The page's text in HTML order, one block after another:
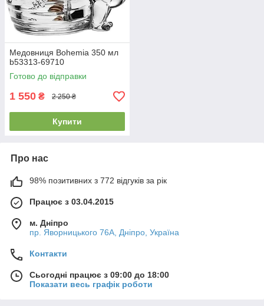
Медовниця Bohemia 350 мл
b53313-69710
Готово до відправки
1 550 ₴ 2 250 ₴
Купити
Про нас
98% позитивних з 772 відгуків за рік
Працює з 03.04.2015
м. Дніпро
пр. Яворницького 76А, Дніпро, Україна
Контакти
Сьогодні працює з 09:00 до 18:00
Показати весь графік роботи